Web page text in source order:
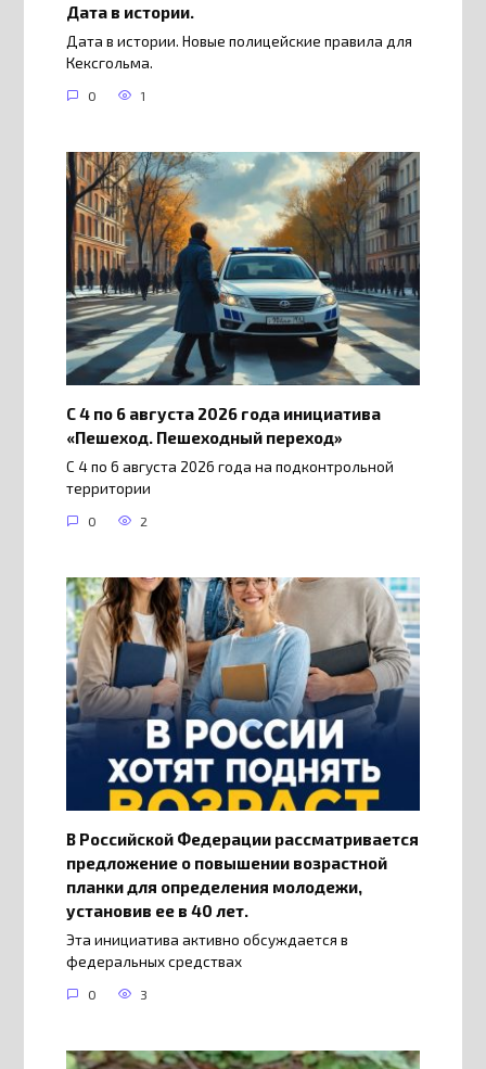
Дата в истории.
Дата в истории. Новые полицейские правила для
Кексгольма.
0 1
С 4 по 6 августа 2026 года инициатива
«Пешеход. Пешеходный переход»
С 4 по 6 августа 2026 года на подконтрольной
территории
0 2
В Российской Федерации рассматривается
предложение о повышении возрастной
планки для определения молодежи,
установив ее в 40 лет.
Эта инициатива активно обсуждается в
федеральных средствах
0 3